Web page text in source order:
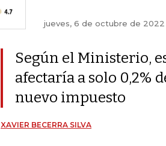
jueves, 6 de octubre de 2022
Según el Ministerio,
afectaría a solo 0,2%
nuevo impuesto
XAVIER BECERRA SILVA